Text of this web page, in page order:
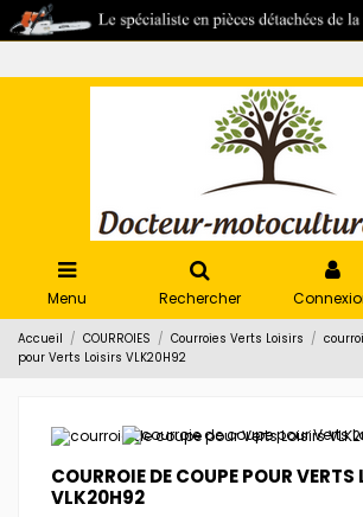
Menu Rechercher
Accueil COURROIES Courroies Verts Loisirs
pour Verts Loisirs VLK20H92
COURROIE DE COUPE POUR VERTS
VLK20H92